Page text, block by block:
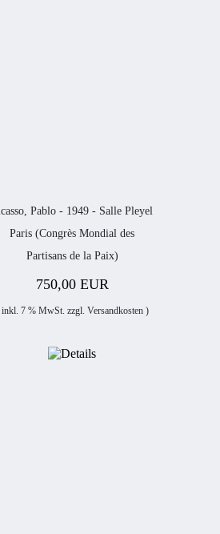
Pablo - 1949 - Salle Pleyel
Paris (Congrès Mondial des
Partisans de la Paix)
750,00 EUR
7 % MwSt. zzgl. Versandkosten)